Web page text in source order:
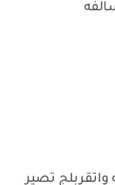
واتقربلج تصير